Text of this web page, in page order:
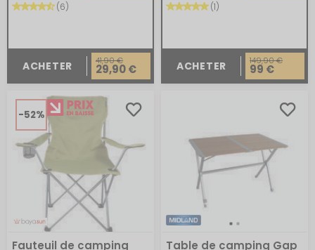
(6)
ACHETER 41,90 €
29,90 €
(1)
ACHETER 149,90 €
99 €
-52%
Fauteuil de camping
Table de camping Gap